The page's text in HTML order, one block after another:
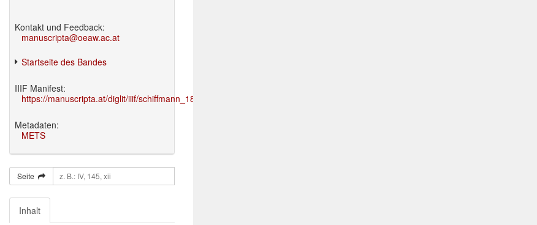
Kontakt und Feedback:
manuscripta@oeaw.ac.at
Startseite des Bandes
IIIF Manifest:
https://manuscripta.at/diglit/iiif/schiffmann_1895/manifest.json
Metadaten:
METS
Seite
Inhalt